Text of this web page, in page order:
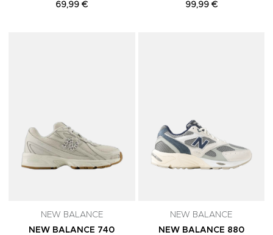
69,99 € 99,99 €
NEW BALANCE
NEW BALANCE 740
NEW BALANCE
NEW BALANCE 880